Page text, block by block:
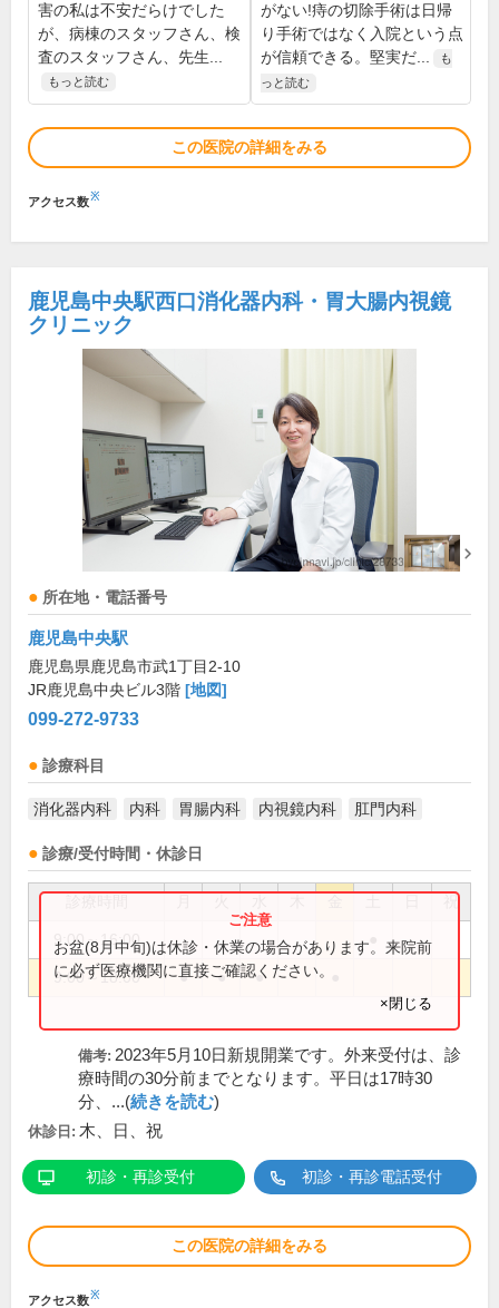
害の私は不安だらけでした
が、病棟のスタッフさん、検
査のスタッフさん、先生...
もっと読む
がない!痔の切除手術は日帰
り手術ではなく入院という点
が信頼できる。堅実だ...
も
っと読む
この医院の詳細をみる
アクセス数※
鹿児島中央駅西口消化器内科・胃大腸内視鏡
クリニック
所在地・電話番号
鹿児島中央駅
鹿児島県鹿児島市武1丁目2-10
JR鹿児島中央ビル3階 [地図]
099-272-9733
診療科目
消化器内科 内科 胃腸内科 内視鏡内科 肛門内科
診療/受付時間・休診日
祝
9:00～16:00
9:00～18:00 ● ● ●
お盆(8月中旬)は休診・休業の場合があります。来院前
に必ず医療機関に直接ご確認ください。
×閉じる
備考: 2023年5月10日新規開業です。外来受付は、診
療時間の30分前までとなります。平日は17時30
分、...(続きを読む)
休診日: 木、日、祝
初診・再診受付 初診・再診電話受付
この医院の詳細をみる
アクセス数※